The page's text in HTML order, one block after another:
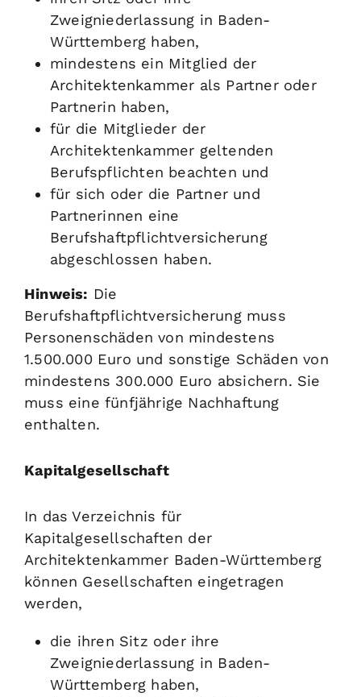
Zweigniederlassung in Baden-
Württemberg haben,
mindestens ein Mitglied der
Architektenkammer als Partner oder
Partnerin haben,
für die Mitglieder der
Architektenkammer geltenden
Berufspflichten beachten und
für sich oder die Partner und
Partnerinnen eine
Berufshaftpflichtversicherung
abgeschlossen haben.
Hinweis: Die
Berufshaftpflichtversicherung muss
Personenschäden von mindestens
1.500.000 Euro und sonstige Schäden von
mindestens 300.000 Euro absichern. Sie
muss eine fünfjährige Nachhaftung
enthalten.
Kapitalgesellschaft
In das Verzeichnis für
Kapitalgesellschaften der
Architektenkammer Baden-Württemberg
können Gesellschaften eingetragen
werden,
die ihren Sitz oder ihre
Zweigniederlassung in Baden-
Württemberg haben,